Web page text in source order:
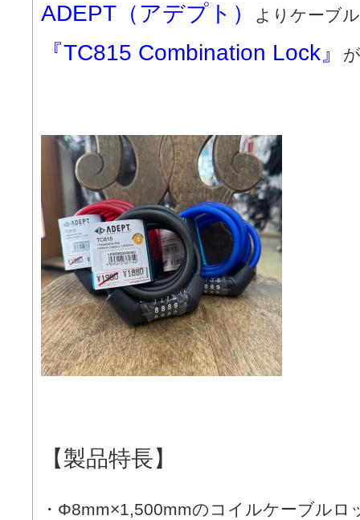
ADEPT（アデプト） よりケーブ
『TC815 Combination Lock』
【製品特長】
・Φ8mm×1,500mmのコイルケーブルロ